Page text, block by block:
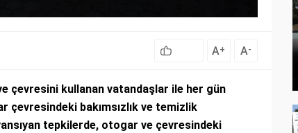
A+ A-
çevresini kullanan vatandaşlar ile her gün
bakımsızlık ve temizlik
tepkilerde, otogar ve çevresindeki